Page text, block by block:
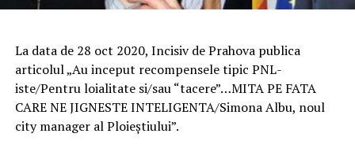
La data de 28 oct 2020, Incisiv de Prahova publica
articolul „Au inceput recompensele tipic PNL-
iste/Pentru loialitate si/sau “tacere”…MITA PE FATA
CARE NE JIGNESTE INTELIGENTA/Simona Albu, noul
city manager al Ploieștiului”.